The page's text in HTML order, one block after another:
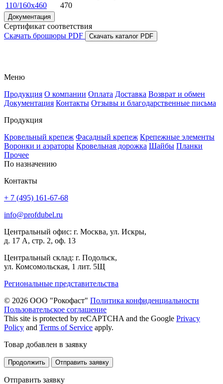
110/160x460
470
Документация
Сертификат соответствия
Скачать брошюры PDF
Скачать каталог PDF
Меню
Продукция О компании Оплата Доставка Возврат и обмен
Документация Контакты Отзывы и благодарственные письма
Продукция
Кровельный крепеж Фасадный крепеж Крепежные элементы
Воронки и аэраторы Кровельная дорожка Шайбы Планки
Прочее
По назначению
Контакты
+ 7 (495) 161-67-68
info@profdubel.ru
Центральный офис: г. Москва, ул. Искры,
д. 17 А, стр. 2, оф. 13
Центральный склад: г. Подольск,
ул. Комсомольская, 1 лит. 5Щ
Региональные представительства
© 2026 ООО "Рокофаст" Политика конфиденциальности
Пользовательское соглашение
This site is protected by reCAPTCHA and the Google Privacy
Policy and Terms of Service apply.
Товар добавлен в заявку
Продолжить Отправить заявку
Отправить заявку